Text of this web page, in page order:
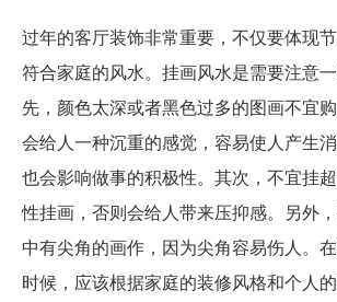
过年的客厅装饰非常重要，不仅要体现
符合家庭的风水。挂画风水是需要注意
先，颜色太深或者黑色过多的图画不宜
会给人一种沉重的感觉，容易使人产生
也会影响做事的积极性。其次，不宜挂
性挂画，否则会给人带来压抑感。另外
中有尖角的画作，因为尖角容易伤人。
时候，应该根据家庭的装修风格和个人